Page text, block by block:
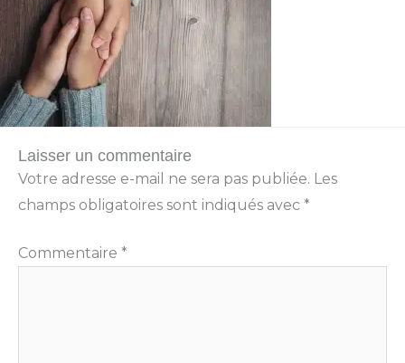
Laisser un commentaire
Votre adresse e-mail ne sera pas publiée. Les
champs obligatoires sont indiqués avec *
Commentaire *